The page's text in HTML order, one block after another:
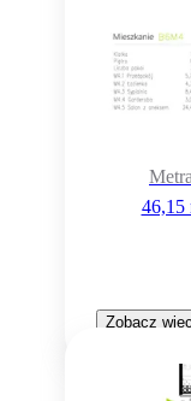
46,15
Zobacz